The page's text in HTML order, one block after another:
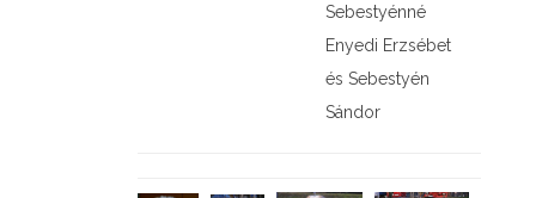
Sebestyénné
Enyedi Erzsébet
és Sebestyén
Sándor